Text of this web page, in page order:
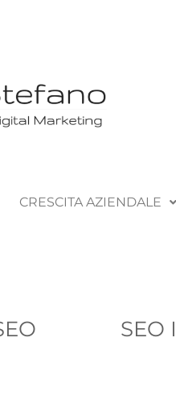
CRESCITA AZIENDALE
SEO